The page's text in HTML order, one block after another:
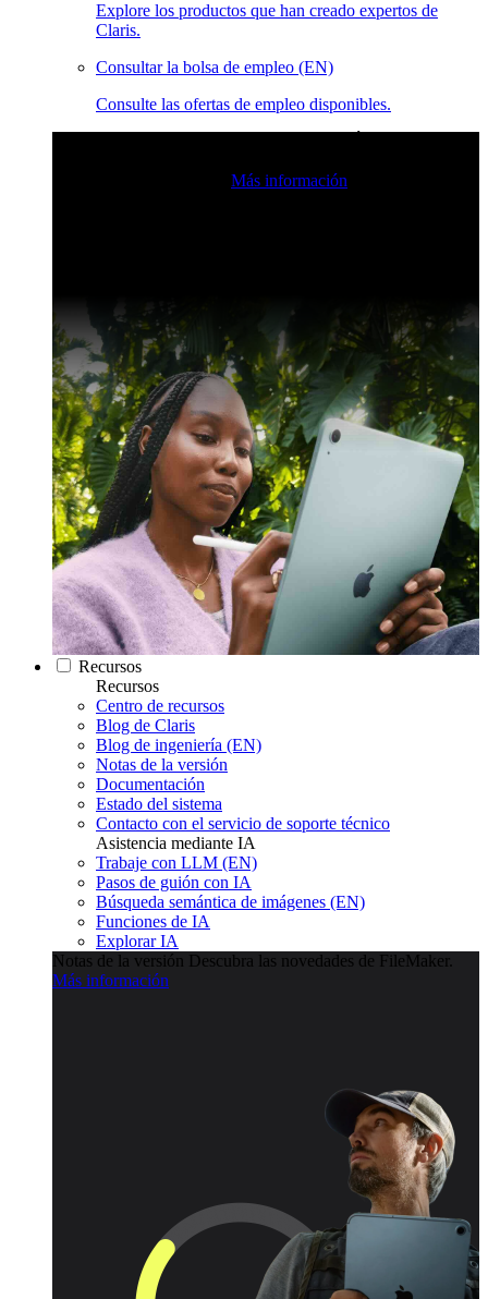
Explore los productos que han creado expertos de
Claris.
Consultar la bolsa de empleo (EN)
Consulte las ofertas de empleo disponibles.
Más información
Recursos
Recursos
Centro de recursos
Blog de Claris
Blog de ingeniería (EN)
Notas de la versión
Documentación
Estado del sistema
Contacto con el servicio de soporte técnico
Asistencia mediante IA
Trabaje con LLM (EN)
Pasos de guión con IA
Búsqueda semántica de imágenes (EN)
Funciones de IA
Explorar IA
Notas de la versión Descubra las novedades de FileMaker.
Más información